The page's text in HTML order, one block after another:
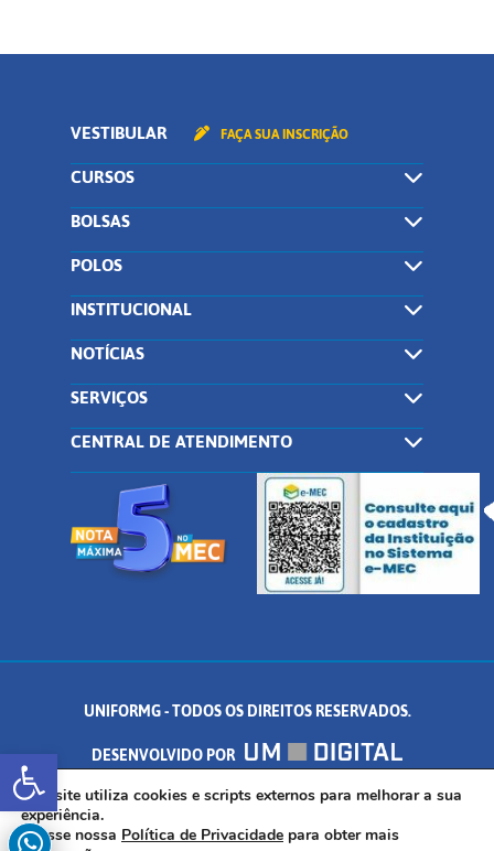
Abrir a barra de ferramentas
VESTIBULAR FAÇA SUA INSCRIÇÃO
CURSOS
BOLSAS
POLOS
INSTITUCIONAL
NOTÍCIAS
SERVIÇOS
CENTRAL DE ATENDIMENTO
UNIFORMG - TODOS OS DIREITOS RESERVADOS.
DESENVOLVIDO POR
AV. DR. ARNALDO DE SENNA, 328 - PALMEIRAS, FORMIGA/MG - CEP:
35.574.530
Este site utiliza cookies e scripts externos para melhorar a sua
experiência.
Acesse nossa Política de Privacidade para obter mais